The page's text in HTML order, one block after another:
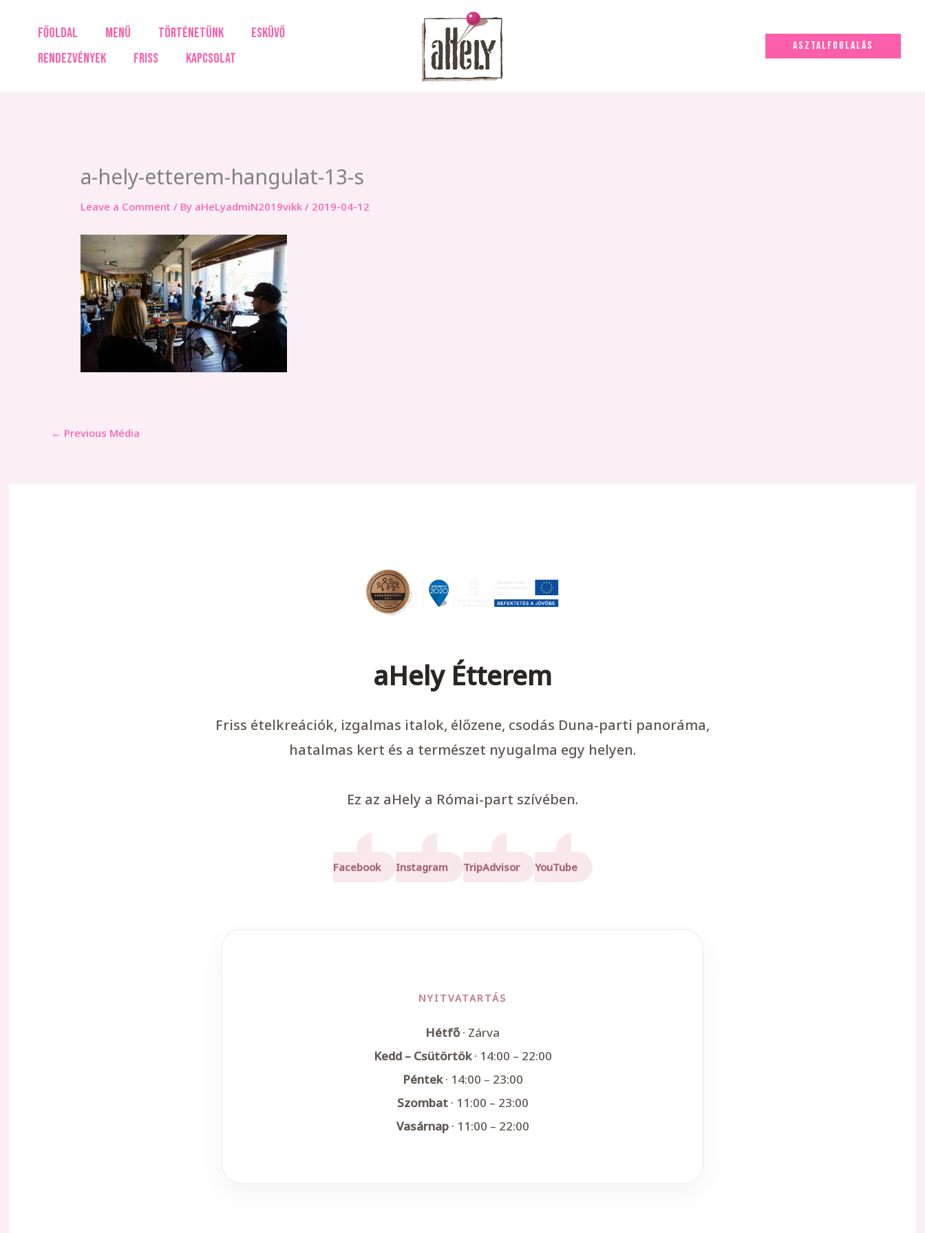
FŐOLDAL MENÜ TÖRTÉNETÜNK
ESKÜVŐ
RENDEZVÉNYEK
FRISS KAPCSOLAT
ASZTALFOGLALÁS
a-hely-etterem-hangulat-13-s
Leave a Comment / By aHeLyadmiN2019vikk / 2019-04-12
← Previous Média
aHely Étterem
Friss ételkreációk, izgalmas italok, élőzene, csodás Duna-parti panoráma,
hatalmas kert és a természet nyugalma egy helyen.
Ez az aHely a Római-part szívében.
Facebook Instagram TripAdvisor YouTube
NYITVATARTÁS
Hétfő· Zárva
Kedd – Csütörtök· 14:00 – 22:00
Péntek· 14:00 – 23:00
Szombat· 11:00 – 23:00
Vasárnap· 11:00 – 22:00